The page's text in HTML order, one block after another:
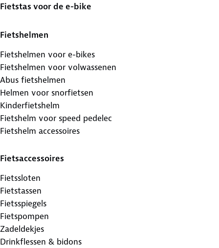
Fietstas voor de e-bike
Fietshelmen
Fietshelmen voor e-bikes
Fietshelmen voor volwassenen
Abus fietshelmen
Helmen voor snorfietsen
Kinderfietshelm
Fietshelm voor speed pedelec
Fietshelm accessoires
Fietsaccessoires
Fietssloten
Fietstassen
Fietsspiegels
Fietspompen
Zadeldekjes
Drinkflessen & bidons